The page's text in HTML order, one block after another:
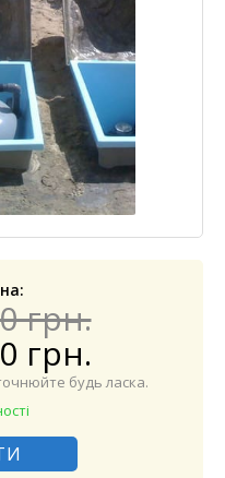
грн.
грн.
будь ласка.